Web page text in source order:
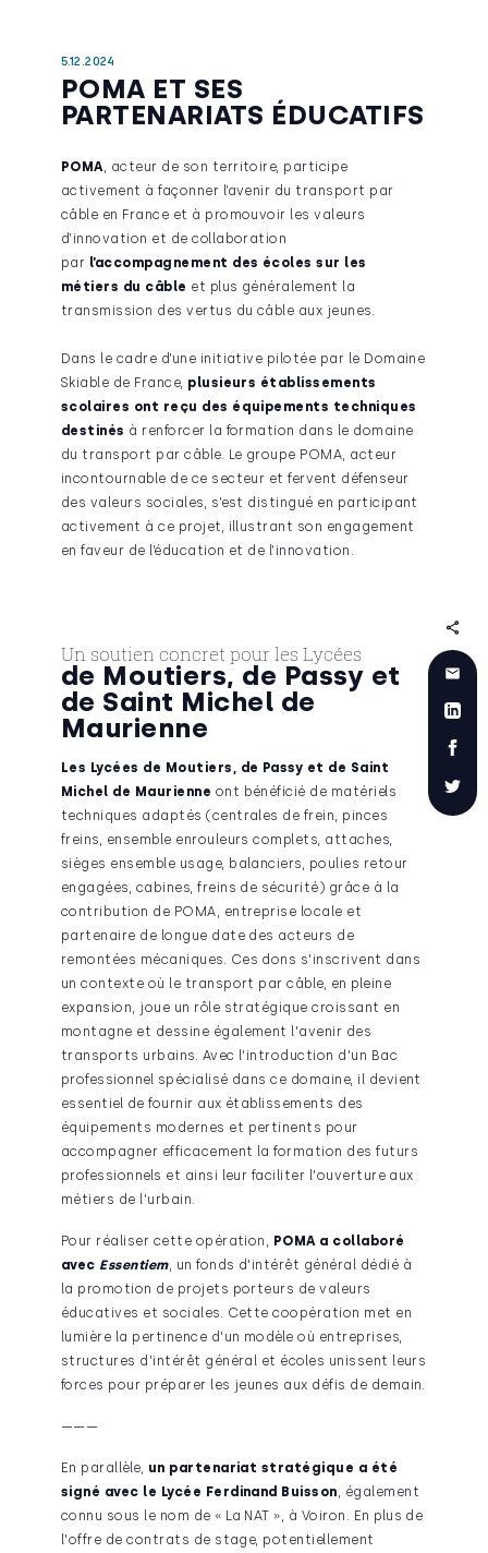
5.12.2024
POMA ET SES
PARTENARIATS ÉDUCATIFS
POMA, acteur de son territoire, participe
activement à façonner l’avenir du transport par
câble en France et à promouvoir les valeurs
d’innovation et de collaboration
par l’accompagnement des écoles sur les
métiers du câble et plus généralement la
transmission des vertus du câble aux jeunes.
Dans le cadre d’une initiative pilotée par le Domaine
Skiable de France, plusieurs établissements
scolaires ont reçu des équipements techniques
destinés à renforcer la formation dans le domaine
du transport par câble. Le groupe POMA, acteur
incontournable de ce secteur et fervent défenseur
des valeurs sociales, s’est distingué en participant
activement à ce projet, illustrant son engagement
en faveur de l’éducation et de l’innovation.
Un soutien concret pour les Lycées
de Moutiers, de Passy et
de Saint Michel de
Maurienne
Les Lycées de Moutiers, de Passy et de Saint
Michel de Maurienne ont bénéficié de matériels
techniques adaptés (centrales de frein, pinces
freins, ensemble enrouleurs complets, attaches,
sièges ensemble usage, balanciers, poulies retour
engagées, cabines, freins de sécurité) grâce à la
contribution de POMA, entreprise locale et
partenaire de longue date des acteurs de
remontées mécaniques. Ces dons s'inscrivent dans
un contexte où le transport par câble, en pleine
expansion, joue un rôle stratégique croissant en
montagne et dessine également l'avenir des
transports urbains. Avec l'introduction d'un Bac
professionnel spécialisé dans ce domaine, il devient
essentiel de fournir aux établissements des
équipements modernes et pertinents pour
accompagner efficacement la formation des futurs
professionnels et ainsi leur faciliter l'ouverture aux
métiers de l'urbain.
Pour réaliser cette opération, POMA a collaboré
avec Essentiem, un fonds d'intérêt général dédié à
la promotion de projets porteurs de valeurs
éducatives et sociales. Cette coopération met en
lumière la pertinence d'un modèle où entreprises,
structures d'intérêt général et écoles unissent leurs
forces pour préparer les jeunes aux défis de demain.
———
En parallèle, un partenariat stratégique a été
signé avec le Lycée Ferdinand Buisson , également
connu sous le nom de « La NAT », à Voiron. En plus de
l'offre de contrats de stage, potentiellement